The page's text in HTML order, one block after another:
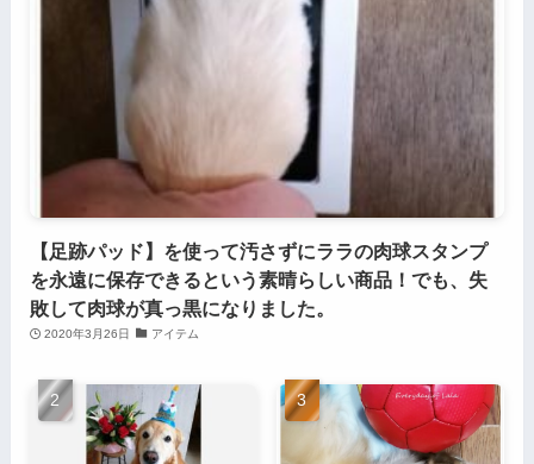
【足跡パッド】を使って汚さずにララの肉球スタンプ
を永遠に保存できるという素晴らしい商品！でも、失
敗して肉球が真っ黒になりました。
2020年3月26日 アイテム